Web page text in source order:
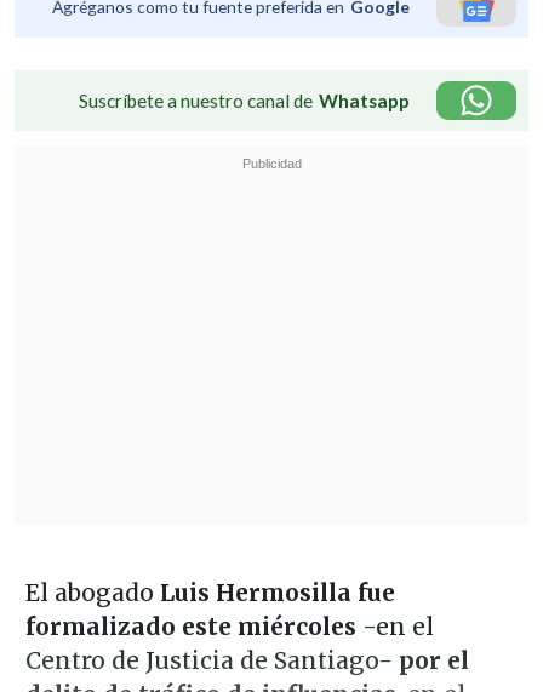
Agréganos como tu fuente preferida en Google
Suscríbete a nuestro canal de Whatsapp
El abogado Luis Hermosilla fue
formalizado este miércoles -en el
Centro de Justicia de Santiago- por el